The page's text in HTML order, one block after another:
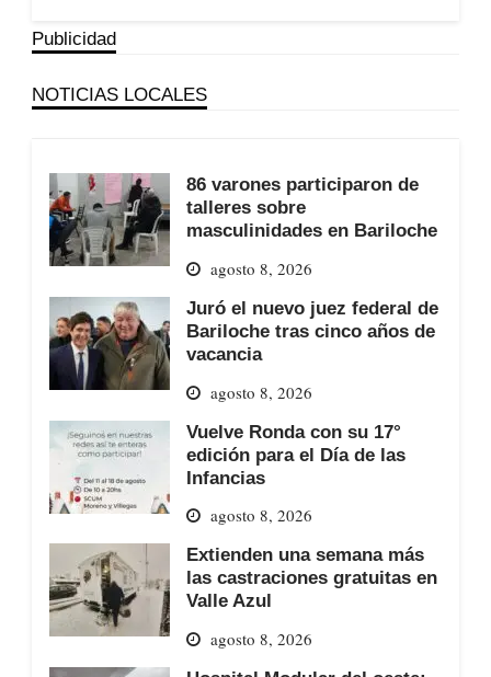
Publicidad
NOTICIAS LOCALES
86 varones participaron de
talleres sobre
masculinidades en Bariloche
agosto 8, 2026
Juró el nuevo juez federal de
Bariloche tras cinco años de
vacancia
agosto 8, 2026
Vuelve Ronda con su 17°
edición para el Día de las
Infancias
agosto 8, 2026
Extienden una semana más
las castraciones gratuitas en
Valle Azul
agosto 8, 2026